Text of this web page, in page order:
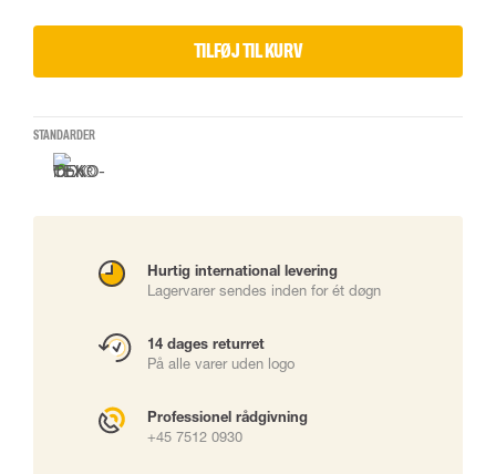
TILFØJ TIL KURV
STANDARDER
Hurtig international levering
Lagervarer sendes inden for ét døgn
14 dages returret
På alle varer uden logo
Professionel rådgivning
+45 7512 0930